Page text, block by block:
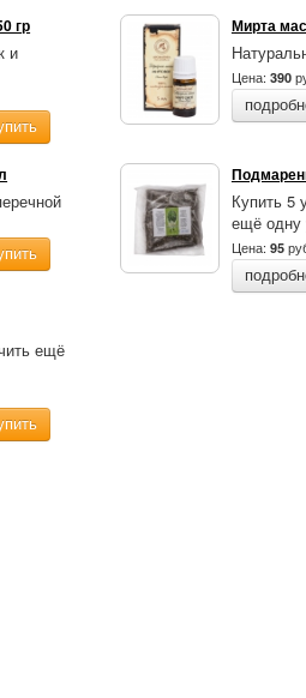
гр
и
Мирта
Цена: 390
Купить 5
ещё одну
Цена: 95
ещё